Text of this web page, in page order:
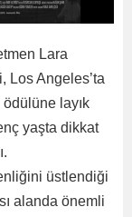
Lara
Los Angeles’ta
layık
yaşta dikkat
üstlendiği
alanda önemli